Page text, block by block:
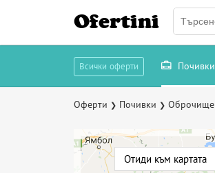
Ofertini
Всички оферти Почивки
Оферти ❯ Почивки ❯ Оброчище
Отиди към картата